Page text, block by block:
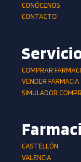
CONÓCENOS
CONTACTO
COMPRAR
VENDER FARMACIA
SIMULADOR
CASTELLÓN
VALENCIA